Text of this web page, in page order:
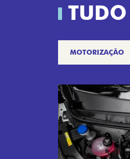
MOTORIZAÇÃO